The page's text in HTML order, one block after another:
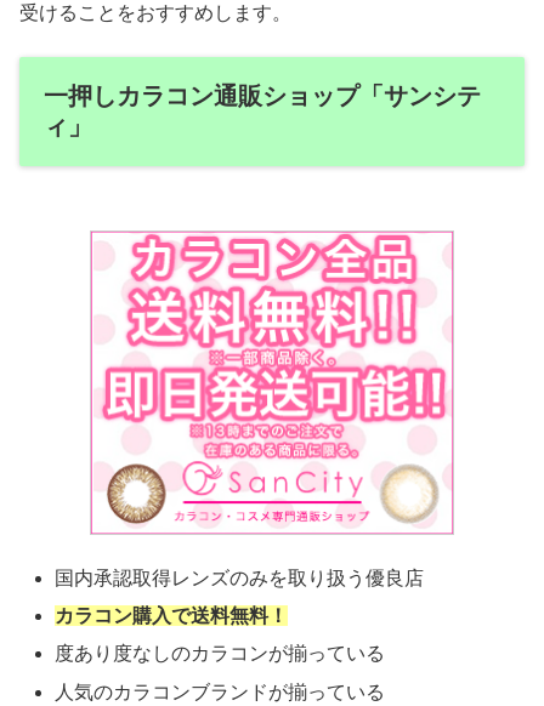
受けることをおすすめします。
一押しカラコン通販ショップ「サンシテ
ィ」
国内承認取得レンズのみを取り扱う優良店
カラコン購入で送料無料！
度あり度なしのカラコンが揃っている
人気のカラコンブランドが揃っている